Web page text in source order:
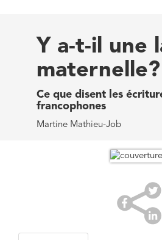
Y a-t-il une
maternelle?
Ce que disent les
francophones
Martine Mathieu-Job